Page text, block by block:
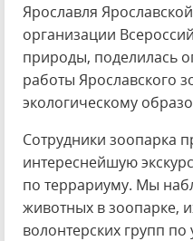
Ярославля
организации
природы, поделилась
работы Ярославского
экологическому
Сотрудники зоопарка
интереснейшую
по террариуму. Мы
животных в зоопарке,
волонтерских групп